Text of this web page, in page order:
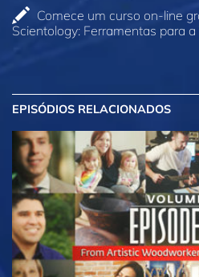
Comece um curso on‑line
Scientology: Ferramentas para a
EPISÓDIOS RELACIONADOS